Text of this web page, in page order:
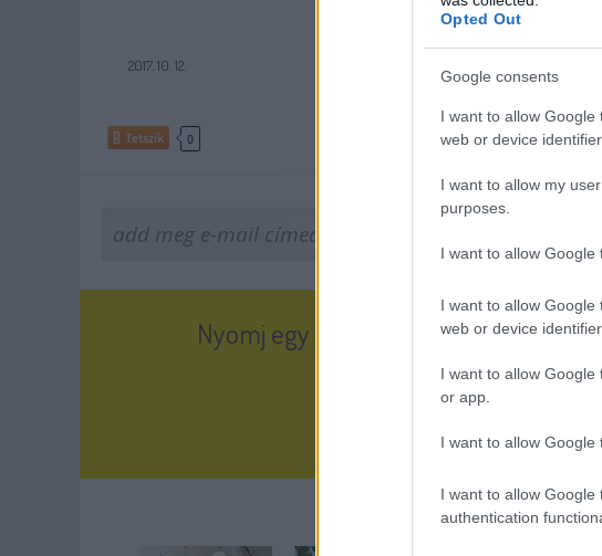
Opted Out
Google consents
I want to allow
web or device
I want to allow my
purposes.
I want to allow Google
I want to allow
web or device
I want to allow
or app.
I want to allow Google
I want to allow
authentication
2017. 10. 12.
Tetszik 0
Nyomj egy tetsziket, és olvasd a Kettős
Ajánlott